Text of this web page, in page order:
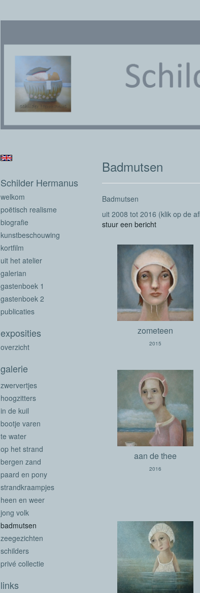
Badmutsen
Badmutsen
uit 2008 tot 2016 (klik op de
stuur een bericht
zometeen
2015
aan de thee
2016
Schilder Hermanus
welkom
poëtisch realisme
biografie
kunstbeschouwing
kortfilm
uit het atelier
galerian
gastenboek 1
gastenboek 2
publicaties
exposities
overzicht
galerie
zwervertjes
hoogzitters
in de kuil
bootje varen
te water
op het strand
bergen zand
paard en pony
strandkraampjes
heen en weer
jong volk
badmutsen
zeegezichten
schilders
privé collectie
links